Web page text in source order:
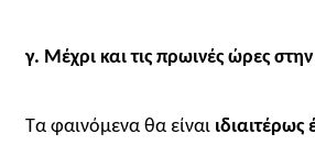
γ. Μέχρι και τις πρωινές ώρες
Τα φαινόμενα θα είναι ιδιαιτέρως